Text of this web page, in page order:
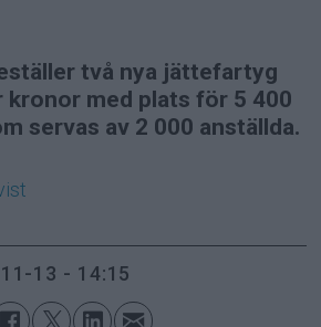
två nya jättefartyg
med plats för 5 400
servas av 2 000 anställda.
11-13 - 14:15